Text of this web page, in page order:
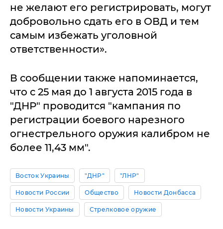
не желают его регистрировать, могут
добровольно сдать его в ОВД и тем
самым избежать уголовной
ответственности».
В сообщении также напоминается,
что с 25 мая до 1 августа 2015 года в
"ДНР" проводится "кампания по
регистрации боевого нарезного
огнестрельного оружия калибром не
более 11,43 мм".
Восток Украины "ДНР" "ЛНР"
Новости России Общество Новости Донбасса
Новости Украины Стрелковое оружие